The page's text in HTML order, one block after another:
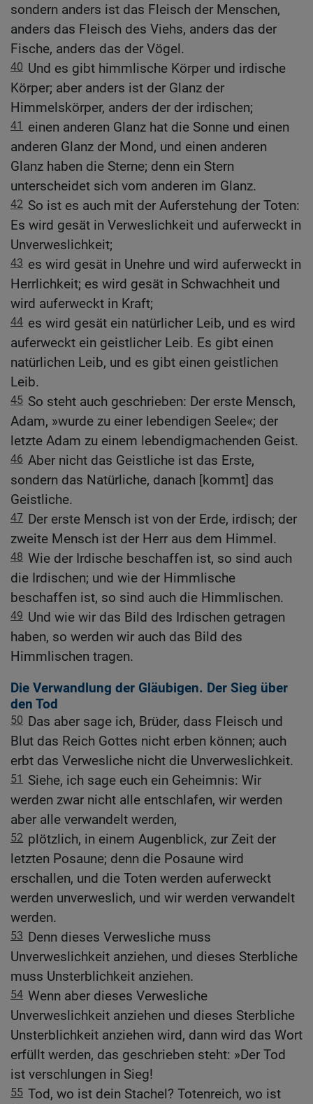
sondern anders ist das Fleisch der Menschen,
anders das Fleisch des Viehs, anders das der
Fische, anders das der Vögel.
40 Und es gibt himmlische Körper und irdische
Körper; aber anders ist der Glanz der
Himmelskörper, anders der der irdischen;
41 einen anderen Glanz hat die Sonne und einen
anderen Glanz der Mond, und einen anderen
Glanz haben die Sterne; denn ein Stern
unterscheidet sich vom anderen im Glanz.
42 So ist es auch mit der Auferstehung der Toten:
Es wird gesät in Verweslichkeit und auferweckt in
Unverweslichkeit;
43 es wird gesät in Unehre und wird auferweckt in
Herrlichkeit; es wird gesät in Schwachheit und
wird auferweckt in Kraft;
44 es wird gesät ein natürlicher Leib, und es wird
auferweckt ein geistlicher Leib. Es gibt einen
natürlichen Leib, und es gibt einen geistlichen
Leib.
45 So steht auch geschrieben: Der erste Mensch,
Adam, »wurde zu einer lebendigen Seele«; der
letzte Adam zu einem lebendigmachenden Geist.
46 Aber nicht das Geistliche ist das Erste,
sondern das Natürliche, danach [kommt] das
Geistliche.
47 Der erste Mensch ist von der Erde, irdisch; der
zweite Mensch ist der Herr aus dem Himmel.
48 Wie der Irdische beschaffen ist, so sind auch
die Irdischen; und wie der Himmlische
beschaffen ist, so sind auch die Himmlischen.
49 Und wie wir das Bild des Irdischen getragen
haben, so werden wir auch das Bild des
Himmlischen tragen.
Die Verwandlung der Gläubigen. Der Sieg über
den Tod
50 Das aber sage ich, Brüder, dass Fleisch und
Blut das Reich Gottes nicht erben können; auch
erbt das Verwesliche nicht die Unverweslichkeit.
51 Siehe, ich sage euch ein Geheimnis: Wir
werden zwar nicht alle entschlafen, wir werden
aber alle verwandelt werden,
52 plötzlich, in einem Augenblick, zur Zeit der
letzten Posaune; denn die Posaune wird
erschallen, und die Toten werden auferweckt
werden unverweslich, und wir werden verwandelt
werden.
53 Denn dieses Verwesliche muss
Unverweslichkeit anziehen, und dieses Sterbliche
muss Unsterblichkeit anziehen.
54 Wenn aber dieses Verwesliche
Unverweslichkeit anziehen und dieses Sterbliche
Unsterblichkeit anziehen wird, dann wird das Wort
erfüllt werden, das geschrieben steht: »Der Tod
ist verschlungen in Sieg!
55 Tod, wo ist dein Stachel? Totenreich, wo ist